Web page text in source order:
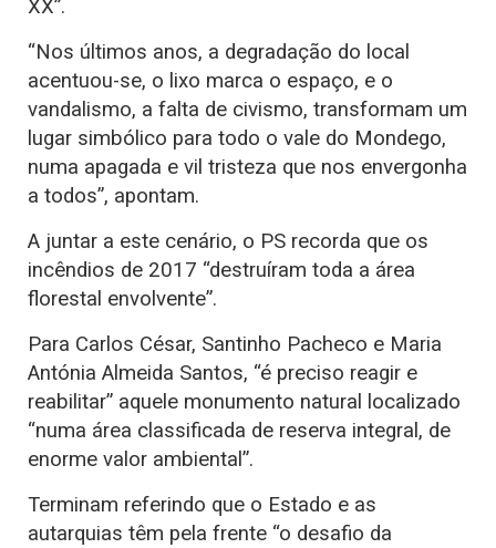
XX”.
“Nos últimos anos, a degradação do local
acentuou-se, o lixo marca o espaço, e o
vandalismo, a falta de civismo, transformam um
lugar simbólico para todo o vale do Mondego,
numa apagada e vil tristeza que nos envergonha
a todos”, apontam.
A juntar a este cenário, o PS recorda que os
incêndios de 2017 “destruíram toda a área
florestal envolvente”.
Para Carlos César, Santinho Pacheco e Maria
Antónia Almeida Santos, “é preciso reagir e
reabilitar” aquele monumento natural localizado
“numa área classificada de reserva integral, de
enorme valor ambiental”.
Terminam referindo que o Estado e as
autarquias têm pela frente “o desafio da